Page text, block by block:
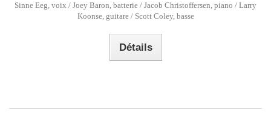
Sinne Eeg, voix / Joey Baron, batterie / Jacob Christoffersen, piano / Larry
Koonse, guitare / Scott Coley, basse
Détails